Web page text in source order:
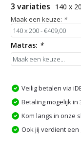
3 variaties 140 x
Maak een keuze: *
Matras: *
Veilig betalen via
Betaling mogelijk in
Kom langs in onze
Ook jij verdient